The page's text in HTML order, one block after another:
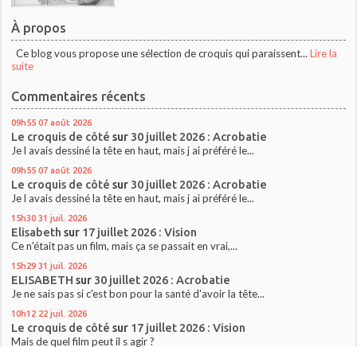
À propos
Ce blog vous propose une sélection de croquis qui paraissent... Lire la
suite
Commentaires récents
09h55 07 août 2026
Le croquis de côté sur 30 juillet 2026 : Acrobatie
Je l avais dessiné la tête en haut, mais j ai préféré le...
09h55 07 août 2026
Le croquis de côté sur 30 juillet 2026 : Acrobatie
Je l avais dessiné la tête en haut, mais j ai préféré le...
15h30 31 juil. 2026
Elisabeth sur 17 juillet 2026 : Vision
Ce n'était pas un film, mais ça se passait en vrai,...
15h29 31 juil. 2026
ELISABETH sur 30 juillet 2026 : Acrobatie
Je ne sais pas si c'est bon pour la santé d'avoir la tête...
10h12 22 juil. 2026
Le croquis de côté sur 17 juillet 2026 : Vision
Mais de quel film peut il s agir ?